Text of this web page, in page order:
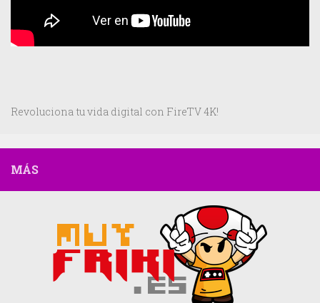
Revoluciona tu vida digital con FireTV 4K!
MÁS